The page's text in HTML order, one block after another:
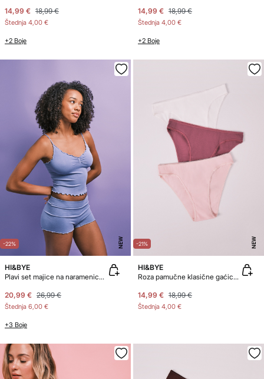
14,99 € 18,99 €
Štednja 4,00 €
+2 Boje
14,99 € 18,99 €
Štednja 4,00 €
+2 Boje
-22% NEW
HI&BYE
Plavi set majice na naramenice i bokserica
20,99 € 26,99 €
Štednja 6,00 €
+3 Boje
-21% NEW
HI&BYE
Roza pamučne klasične gaćice, pakiranje od 3 komada
14,99 € 18,99 €
Štednja 4,00 €